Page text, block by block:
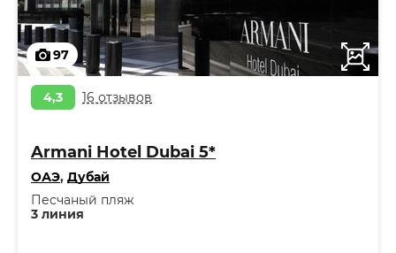
97
4,3 16 отзывов
Armani Hotel Dubai 5*
ОАЭ, Дубай
3 линия
Песчаный пляж